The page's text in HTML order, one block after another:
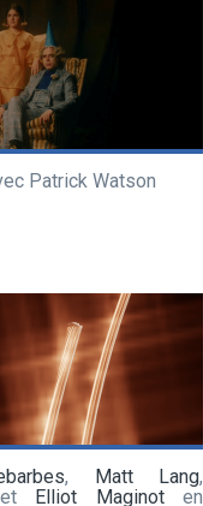
Patrick Watson
, Matt Lang,
Elliot Maginoten